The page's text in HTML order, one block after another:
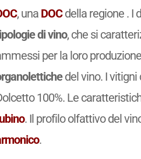
, una DOCdella regione . I
di vino, che si
per la loro
del vino. I vitigni
100%. Le
. Il profilo olfattivo del
.